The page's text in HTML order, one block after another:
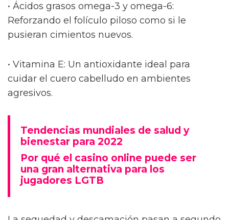
• Ácidos grasos omega-3 y omega-6:
Reforzando el folículo piloso como si le
pusieran cimientos nuevos.
• Vitamina E: Un antioxidante ideal para
cuidar el cuero cabelludo en ambientes
agresivos.
Tendencias mundiales de salud y
bienestar para 2022
Por qué el casino online puede ser
una gran alternativa para los
jugadores LGTB